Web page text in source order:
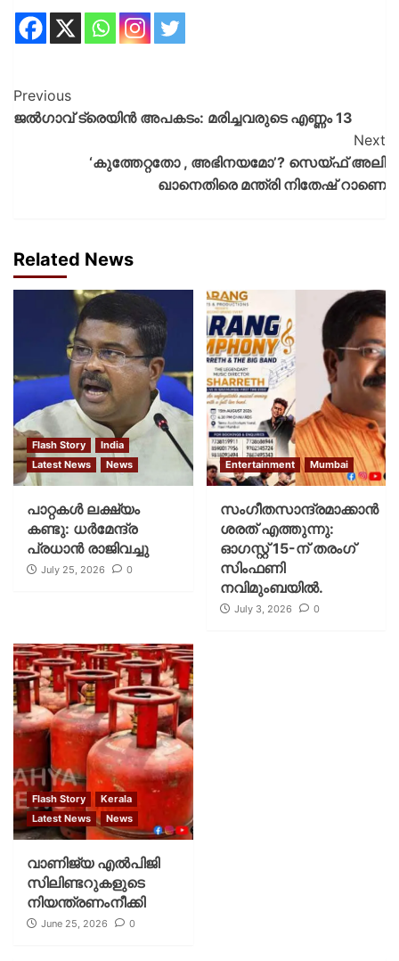
Previous
ജല്‍ഗാവ് ട്രെയിന്‍ അപകടം: മരിച്ചവരുടെ എണ്ണം 13
Next
‘കുത്തേറ്റതോ , അഭിനയമോ’? സെയ്ഫ് അലി
ഖാനെതിരെ മന്ത്രി നിതേഷ് റാണെ
Related News
Flash Story
India
Latest News
News
പാറ്റകള്‍ ലക്ഷ്യം
കണ്ടു: ധര്‍മേന്ദ്ര
പ്രധാന്‍ രാജിവച്ചു
July 25, 2026 0
Entertainment Mumbai
സംഗീതസാന്ദ്രമാക്കാൻ
ശരത് എത്തുന്നു:
ഓഗസ്റ്റ് 15-ന് തരംഗ്
സിംഫണി
നവിമുംബയിൽ.
July 3, 2026 0
Flash Story
Kerala
Latest News
News
വാണിജ്യ എൽപിജി
സിലിണ്ടറുകളുടെ
നിയന്ത്രണംനീക്കി
June 25, 2026 0